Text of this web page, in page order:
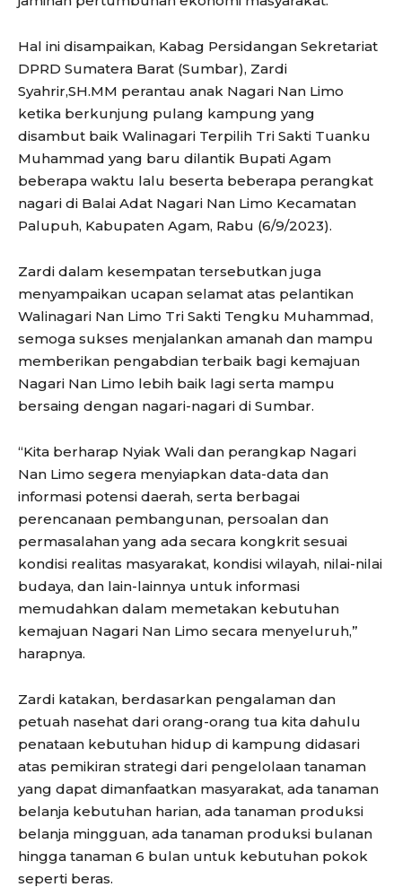
Hal ini disampaikan, Kabag Persidangan Sekretariat
DPRD Sumatera Barat (Sumbar), Zardi
Syahrir,SH.MM perantau anak Nagari Nan Limo
ketika berkunjung pulang kampung yang
disambut baik Walinagari Terpilih Tri Sakti Tuanku
Muhammad yang baru dilantik Bupati Agam
beberapa waktu lalu beserta beberapa perangkat
nagari di Balai Adat Nagari Nan Limo Kecamatan
Palupuh, Kabupaten Agam, Rabu (6/9/2023).
Zardi dalam kesempatan tersebutkan juga
menyampaikan ucapan selamat atas pelantikan
Walinagari Nan Limo Tri Sakti Tengku Muhammad,
semoga sukses menjalankan amanah dan mampu
memberikan pengabdian terbaik bagi kemajuan
Nagari Nan Limo lebih baik lagi serta mampu
bersaing dengan nagari-nagari di Sumbar.
“Kita berharap Nyiak Wali dan perangkap Nagari
Nan Limo segera menyiapkan data-data dan
informasi potensi daerah, serta berbagai
perencanaan pembangunan, persoalan dan
permasalahan yang ada secara kongkrit sesuai
kondisi realitas masyarakat, kondisi wilayah, nilai-nilai
budaya, dan lain-lainnya untuk informasi
memudahkan dalam memetakan kebutuhan
kemajuan Nagari Nan Limo secara menyeluruh,”
harapnya.
Zardi katakan, berdasarkan pengalaman dan
petuah nasehat dari orang-orang tua kita dahulu
penataan kebutuhan hidup di kampung didasari
atas pemikiran strategi dari pengelolaan tanaman
yang dapat dimanfaatkan masyarakat, ada tanaman
belanja kebutuhan harian, ada tanaman produksi
belanja mingguan, ada tanaman produksi bulanan
hingga tanaman 6 bulan untuk kebutuhan pokok
seperti beras.